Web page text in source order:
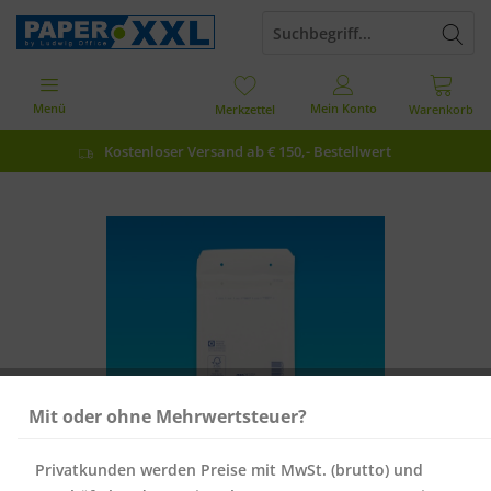
Kostenloser Versand ab € 150,- Bestellwert
Warenkorb
Merkzettel Mein Konto
Menü
Mit oder ohne Mehrwertsteuer?
Privatkunden werden Preise mit MwSt. (brutto) und